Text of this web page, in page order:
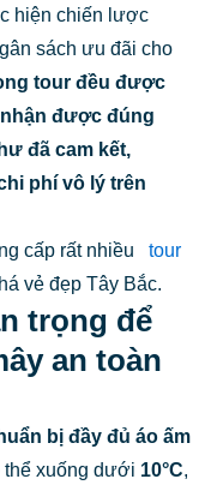
hiện chiến lược
sách ưu đãi cho
tour đều được
được đúng
đã cam kết,
phí vô lý trên
cấp rất nhiều
tour
vẻ đẹp Tây Bắc.
trọng để
an toàn
bị đầy đủ áo ấm
thể xuống dưới 10°C,